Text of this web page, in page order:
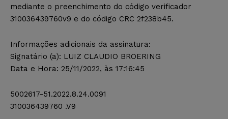
mediante o preenchimento do código verificador
310036439760v9 e do código CRC 2f238b45.
Informações adicionais da assinatura:
Signatário (a): LUIZ CLAUDIO BROERING
Data e Hora: 25/11/2022, às 17:16:45
5002617-51.2022.8.24.0091
310036439760 .V9